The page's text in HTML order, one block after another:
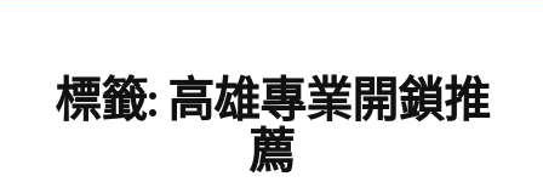
標籤: 高雄專業開鎖推
薦